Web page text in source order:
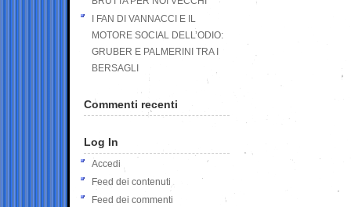
I FAN DI VANNACCI E IL
MOTORE SOCIAL DELL’ODIO:
GRUBER E PALMERINI TRA I
BERSAGLI
Commenti recenti
Log In
Accedi
Feed dei contenuti
Feed dei commenti